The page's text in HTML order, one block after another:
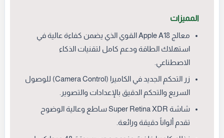
المميزات
معالج Apple A18 القوي الذي يضمن كفاءة عالية في
استهلاك الطاقة ودعم كامل لتقنيات الذكاء
الاصطناعي.
زر التحكم الجديد في الكاميرا (Camera Control) للوصول
السريع والتحكم الدقيق بالإعدادات والتصوير.
شاشة Super Retina XDR ساطع وعالية الوضوح
تقدم ألواناً دقيقة ورائعة.